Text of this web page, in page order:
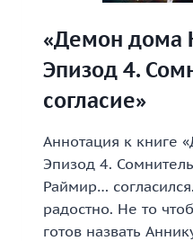
«Демон дома
Эпизод 4.
согласие»
Аннотация к книге
Эпизод 4.
Раймир…
радостно. Не то
готов назвать